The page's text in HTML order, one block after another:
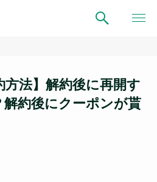
方法】解約後に再開す
解約後にクーポンが貰